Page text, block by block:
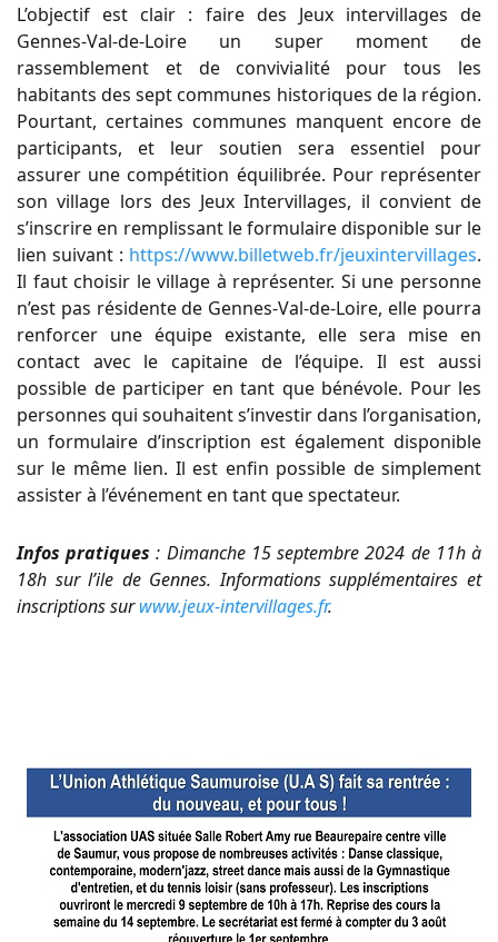
L’objectif est clair : faire des Jeux intervillages de
Gennes-Val-de-Loire un super moment de
rassemblement et de convivialité pour tous les
habitants des sept communes historiques de la région.
Pourtant, certaines communes manquent encore de
participants, et leur soutien sera essentiel pour
assurer une compétition équilibrée. Pour représenter
son village lors des Jeux Intervillages, il convient de
s’inscrire en remplissant le formulaire disponible sur le
lien suivant : https://www.billetweb.fr/jeuxintervillages.
Il faut choisir le village à représenter. Si une personne
n’est pas résidente de Gennes-Val-de-Loire, elle pourra
renforcer une équipe existante, elle sera mise en
contact avec le capitaine de l’équipe. Il est aussi
possible de participer en tant que bénévole. Pour les
personnes qui souhaitent s’investir dans l’organisation,
un formulaire d’inscription est également disponible
sur le même lien. Il est enfin possible de simplement
assister à l’événement en tant que spectateur.
Infos pratiques : Dimanche 15 septembre 2024 de 11h à
18h sur l’ile de Gennes. Informations supplémentaires et
inscriptions surwww.jeux-intervillages.fr.